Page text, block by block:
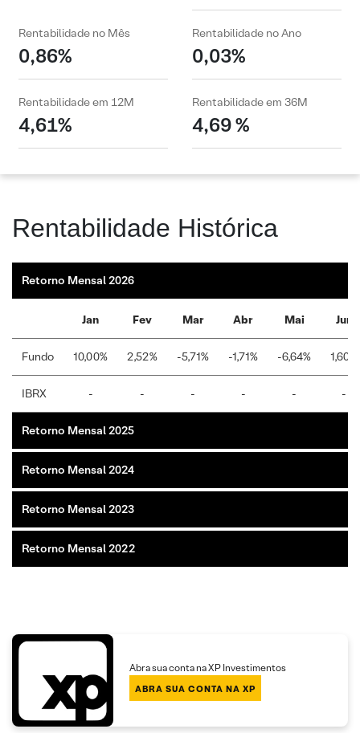
Rentabilidade no Mês
0,86%
Rentabilidade no Ano
0,03%
Rentabilidade em 12M
4,61%
Rentabilidade em 36M
4,69 %
Rentabilidade Histórica
Retorno Mensal 2026
Jan Fev Mar Abr Mai Jun
Fundo 10,00% 2,52% -5,71% -1,71% -6,64% 1,60%
IBRX - - - - - -
Retorno Mensal 2025
Retorno Mensal 2024
Retorno Mensal 2023
Retorno Mensal 2022
Abra sua conta na XP Investimentos
ABRA SUA CONTA NA XP